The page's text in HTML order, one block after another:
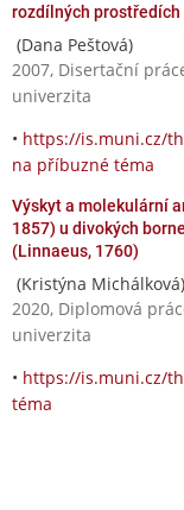
rozdílných prostředích
(Dana Peštová)
2007, Disertační
univerzita
• https://is.muni.cz/
na příbuzné téma
Výskyt a molekulární
1857) u divokých
(Linnaeus, 1760)
(Kristýna Michálková)
2020, Diplomová
univerzita
• https://is.muni.cz/
téma